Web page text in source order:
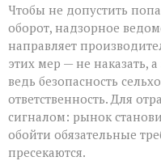
Чтобы не допустить
оборот, надзорное
направляет
этих мер — не наказать,
ведь безопасность
ответственность. Для
сигналом: рынок
обойти обязательные
пресекаются.